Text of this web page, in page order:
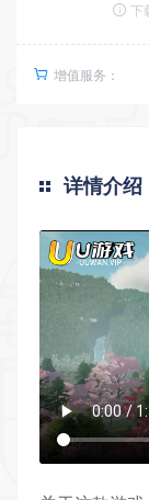
下
增值服务：
详情介绍